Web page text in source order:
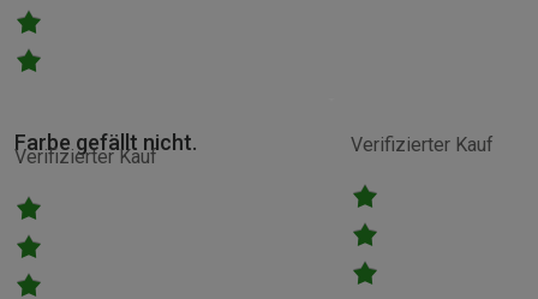
Verifizierter Kauf
Farbe gefällt nicht. Verifizierter Kauf